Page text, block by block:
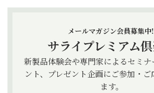
メールマガジン会員募集中
サライプレミアム
新製品体験会や専門家によるセミ
ント、プレゼント企画にご参加・
ます。